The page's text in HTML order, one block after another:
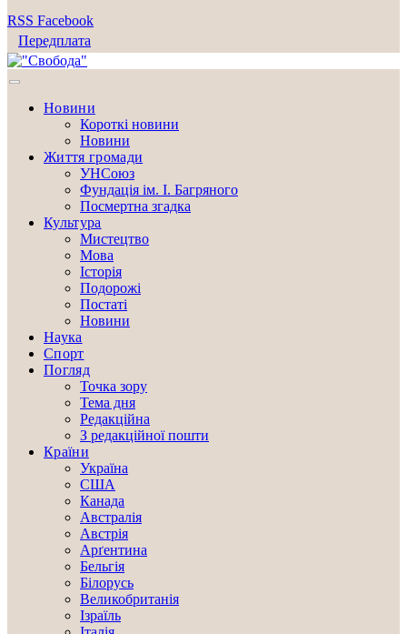
RSS Facebook
Передплата
Новини
Короткі новини
Новини
Життя громади
УНСоюз
Фундація ім. І. Багряного
Посмертна згадка
Культура
Мистецтво
Мова
Історія
Подорожі
Постаті
Новини
Наука
Спорт
Погляд
Точка зору
Тема дня
Редакційна
З редакційної пошти
Країни
Україна
США
Канада
Австралія
Австрія
Арґентина
Бельгія
Білорусь
Великобританія
Ізраїль